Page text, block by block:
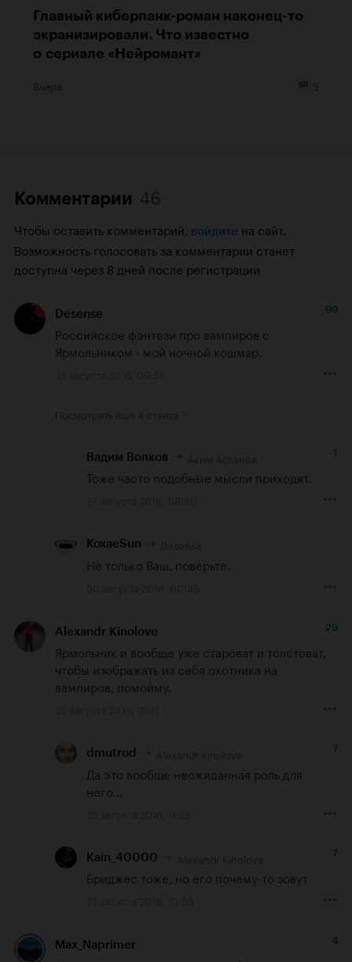
Главный киберпанк-роман наконец-то
экранизировали. Что известно
о сериале «Нейромант»
Комментарии
Чтобы оставить комментарий, войдите на сайт.
Возможность голосовать за комментарии станет
доступна через 8 дней после регистрации
Desense 99
Российское фэнтези про вампиров с
Ярмольником - мой ночной кошмар.
Вадим Волков -1
Тоже часто подобные мысли приходят.
KoxaeSun
Не только Ваш, поверьте.
Alexandr Kinolove 29
Ярмольник и вообще уже староват и толстоват,
чтобы изображать из себя охотника на
вампиров, помойму.
dmutrod 7
Да это вообще неожиданная роль для
него...
Kain_40000 7
Бриджес тоже, но его почему-то зовут
Max_Naprimer 4